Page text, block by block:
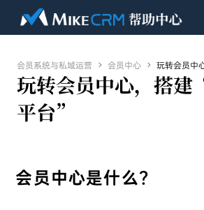
会员系统与私域运营  会员中心  玩转会员中
玩转会员中心，搭
平台”
会员中心是什么？